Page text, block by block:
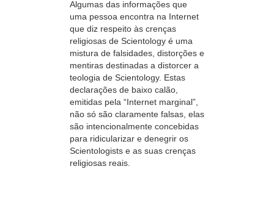
Algumas das informações que
uma pessoa encontra na Internet
que diz respeito às crenças
religiosas de Scientology é uma
mistura de falsidades, distorções e
mentiras destinadas a distorcer a
teologia de Scientology. Estas
declarações de baixo calão,
emitidas pela “Internet marginal”,
não só são claramente falsas, elas
são intencionalmente concebidas
para ridicularizar e denegrir os
Scientologists e as suas crenças
religiosas reais.